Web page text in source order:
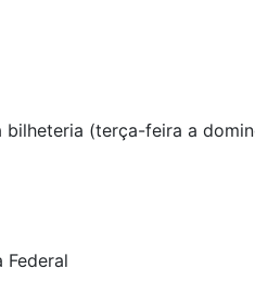
bilheteria (terça-feira a
Federal